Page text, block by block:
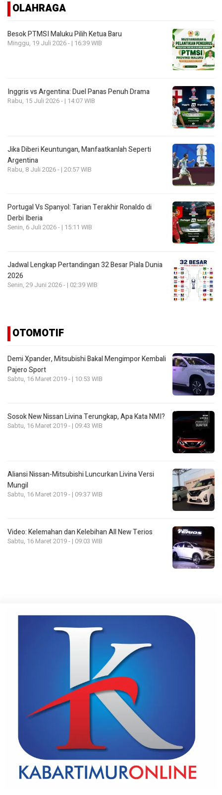
OLAHRAGA
Besok PTMSI Maluku Pilih Ketua Baru
Minggu, 19 Juli 2026 - | 16:39 WIB
Inggris vs Argentina: Duel Panas Penuh Drama
Rabu, 15 Juli 2026 - | 14:07 WIB
Jika Diberi Keuntungan, Manfaatkanlah Seperti
Argentina
Rabu, 8 Juli 2026 - | 20:57 WIB
Portugal Vs Spanyol: Tarian Terakhir Ronaldo di
Derbi Iberia
Senin, 6 Juli 2026 - | 15:11 WIB
Jadwal Lengkap Pertandingan 32 Besar Piala Dunia
2026
Senin, 29 Juni 2026 - | 02:39 WIB
OTOMOTIF
Demi Xpander, Mitsubishi Bakal Mengimpor Kembali
Pajero Sport
Sabtu, 16 Maret 2019 - | 10:53 WIB
Sosok New Nissan Livina Terungkap, Apa Kata NMI?
Sabtu, 16 Maret 2019 - | 09:43 WIB
Aliansi Nissan-Mitsubishi Luncurkan Livina Versi
Mungil
Sabtu, 16 Maret 2019 - | 09:37 WIB
Video: Kelemahan dan Kelebihan All New Terios
Sabtu, 16 Maret 2019 - | 09:03 WIB